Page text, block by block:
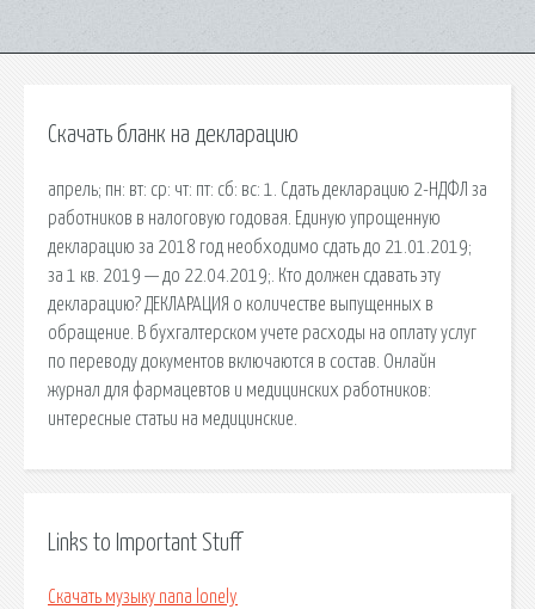
Скачать бланк на декларацию
апрель; пн: вт: ср: чт: пт: сб: вс: 1. Сдать декларацию 2-НДФЛ за
работников в налоговую годовая. Единую упрощенную
декларацию за 2018 год необходимо сдать до 21.01.2019;
за 1 кв. 2019 — до 22.04.2019;. Кто должен сдавать эту
декларацию? ДЕКЛАРАЦИЯ о количестве выпущенных в
обращение. В бухгалтерском учете расходы на оплату услуг
по переводу документов включаются в состав. Онлайн
журнал для фармацевтов и медицинских работников:
интересные статьи на медицинские.
Links to Important Stuff
Скачать музыку nana lonely